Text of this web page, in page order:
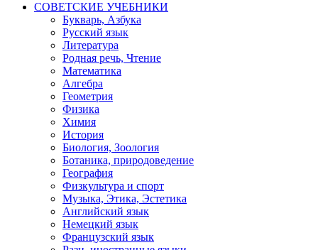
СОВЕТСКИЕ УЧЕБНИКИ
Букварь, Азбука
Русский язык
Литература
Родная речь, Чтение
Математика
Алгебра
Геометрия
Физика
Химия
История
Биология, Зоология
Ботаника, природоведение
География
Физкультура и спорт
Музыка, Этика, Эстетика
Английский язык
Немецкий язык
Французский язык